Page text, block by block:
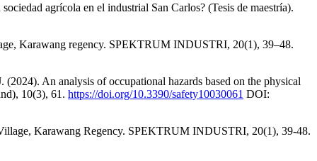
agrícola en el industrial San Carlos? (Tesis de maestría).
Karawang regency. SPEKTRUM INDUSTRI, 20(1), 39–48.
An analysis of occupational hazards based on the physical
10(3), 61. https://doi.org/10.3390/safety10030061 DOI:
Karawang Regency. SPEKTRUM INDUSTRI, 20(1), 39-48.